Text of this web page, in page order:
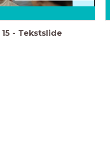
15 - Tekstslide